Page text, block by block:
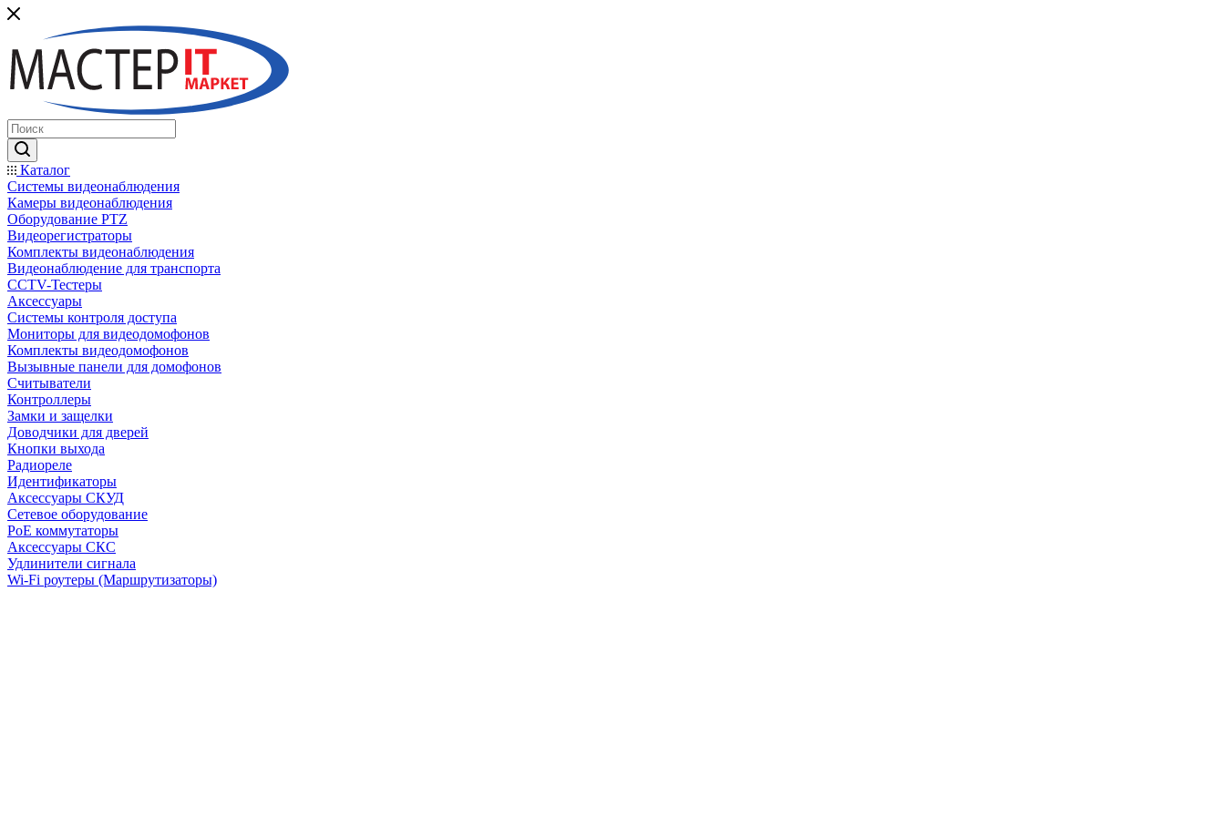
Каталог
Системы видеонаблюдения
Камеры видеонаблюдения
Оборудование PTZ
Видеорегистраторы
Комплекты видеонаблюдения
Видеонаблюдение для транспорта
CCTV-Тестеры
Аксессуары
Системы контроля доступа
Мониторы для видеодомофонов
Комплекты видеодомофонов
Вызывные панели для домофонов
Считыватели
Контроллеры
Замки и защелки
Доводчики для дверей
Кнопки выхода
Радиореле
Идентификаторы
Аксессуары СКУД
Сетевое оборудование
PoE коммутаторы
Аксессуары СКС
Удлинители сигнала
Wi-Fi роутеры (Маршрутизаторы)